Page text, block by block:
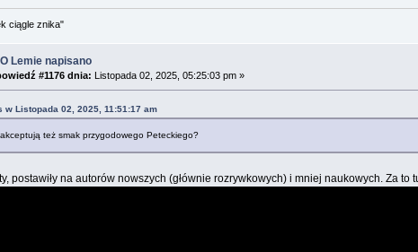
ciągle znika"
Lemie napisano
#1176 dnia: Listopada 02, 2025, 05:25:03 pm »
w Listopada 02, 2025, 11:51:17 am
też smak przygodowego Peteckiego?
postawiły na autorów nowszych (głównie rozrywkowych) i mniej naukowych. Za to